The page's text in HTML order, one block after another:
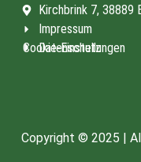
Copyright © 2025 |
Kirchbrink 7, 38889
Impressum
Datenschutz
Cookie-Einstellungen